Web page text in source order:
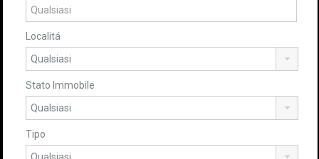
Localitá
Stato Immobile
Tipo